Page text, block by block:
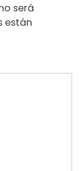
será
están